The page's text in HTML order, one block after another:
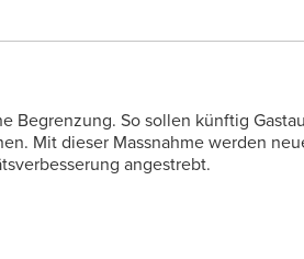
Begrenzung. So sollen künftig
Mit dieser Massnahme werden
angestrebt.